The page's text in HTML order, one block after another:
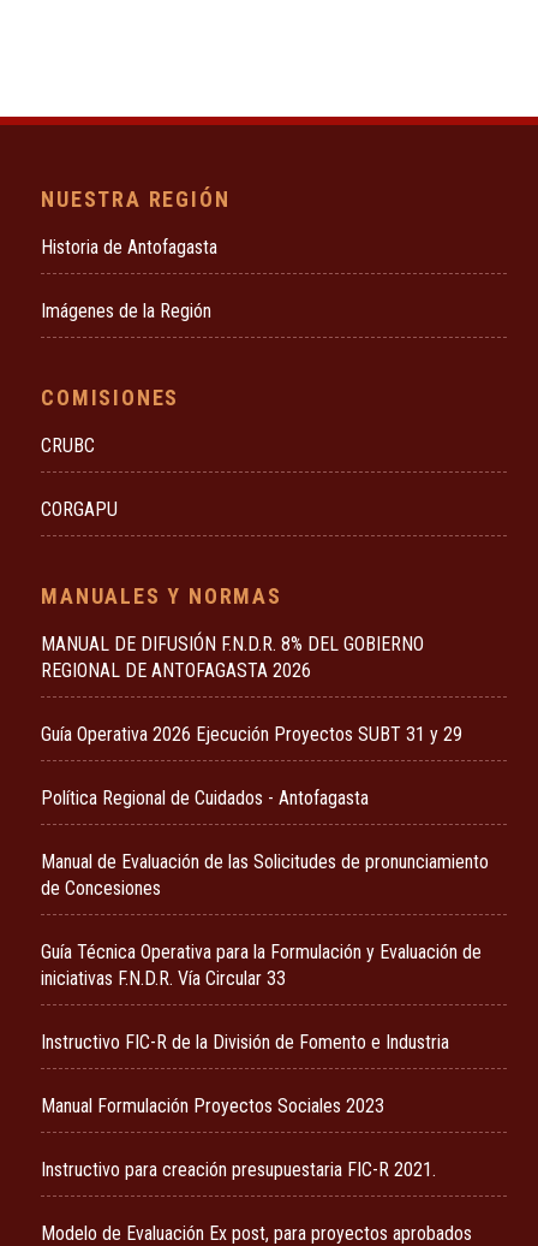
NUESTRA REGIÓN
Historia de Antofagasta
Imágenes de la Región
COMISIONES
CRUBC
CORGAPU
MANUALES Y NORMAS
MANUAL DE DIFUSIÓN F.N.D.R. 8% DEL GOBIERNO
REGIONAL DE ANTOFAGASTA 2026
Guía Operativa 2026 Ejecución Proyectos SUBT 31 y 29
Política Regional de Cuidados - Antofagasta
Manual de Evaluación de las Solicitudes de pronunciamiento
de Concesiones
Guía Técnica Operativa para la Formulación y Evaluación de
iniciativas F.N.D.R. Vía Circular 33
Instructivo FIC-R de la División de Fomento e Industria
Manual Formulación Proyectos Sociales 2023
Instructivo para creación presupuestaria FIC-R 2021.
Modelo de Evaluación Ex post, para proyectos aprobados